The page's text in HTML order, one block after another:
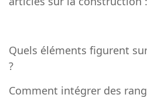
Quels éléments figurent
?
Comment intégrer des